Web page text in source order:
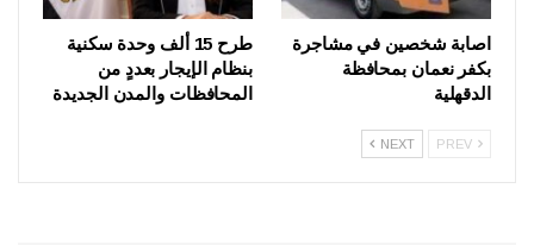
اصابة شخصين في مشاجرة
بكفر نعمان بمحافظة
الدقهلية
طرح 15 ألف وحدة سكنية
بنظام الإيجار بعددٍ من
المحافظات والمدن الجديدة
NEXT